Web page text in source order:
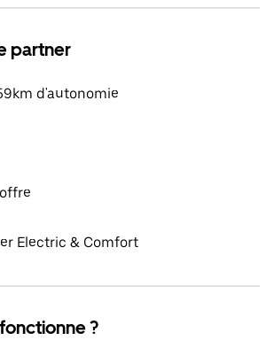
partner
d'autonomie
Electric & Comfort
?